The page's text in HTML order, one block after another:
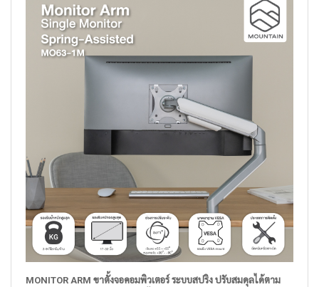
MONITOR ARM ขาตั้งจอคอมพิวเตอร์ ระบบสปริง ปรับสมดุลได้ตาม